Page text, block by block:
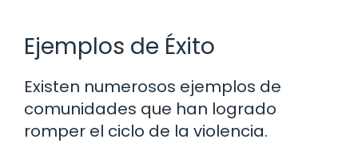
Ejemplos de Éxito
Existen numerosos ejemplos de
comunidades que han logrado
romper el ciclo de la violencia.